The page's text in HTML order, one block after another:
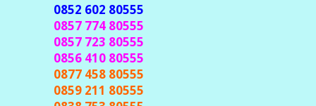
0852 602 80555
0857 774 80555
0857 723 80555
0856 410 80555
0877 458 80555
0859 211 80555